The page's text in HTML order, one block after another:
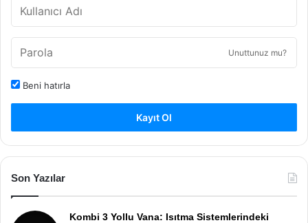
Unuttunuz mu?
Beni hatırla
Kayıt Ol
Son Yazılar
Kombi 3 Yollu Vana: Isıtma Sistemlerindeki